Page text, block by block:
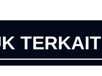
TERKAIT